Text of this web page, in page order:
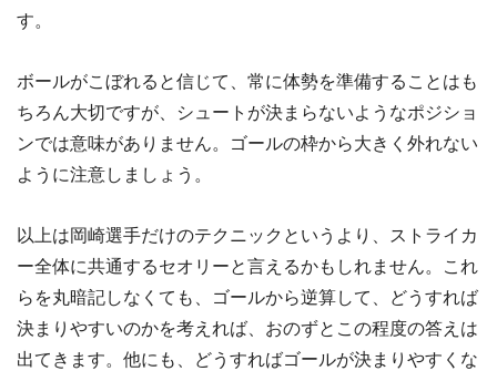
す。
ボールがこぼれると信じて、常に体勢を準備することはも
ちろん大切ですが、シュートが決まらないようなポジショ
ンでは意味がありません。ゴールの枠から大きく外れない
ように注意しましょう。
以上は岡崎選手だけのテクニックというより、ストライカ
ー全体に共通するセオリーと言えるかもしれません。これ
らを丸暗記しなくても、ゴールから逆算して、どうすれば
決まりやすいのかを考えれば、おのずとこの程度の答えは
出てきます。他にも、どうすればゴールが決まりやすくな